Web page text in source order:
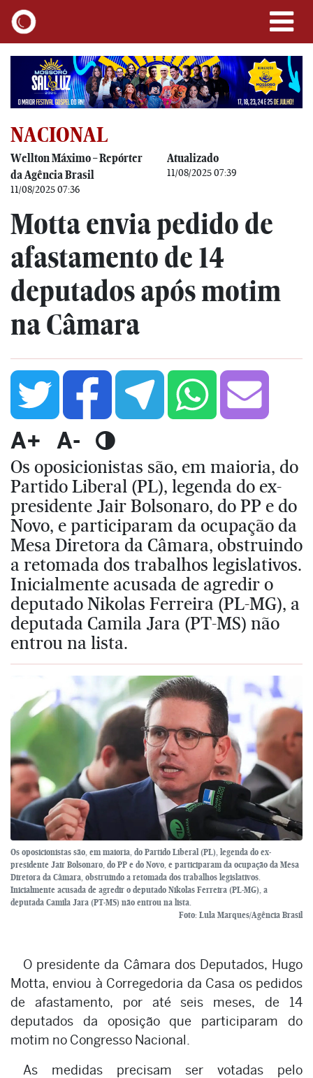
NACIONAL
Wellton Máximo – Repórter
da Agência Brasil
11/08/2025 07:36
Atualizado
11/08/2025 07:39
Motta envia pedido de
afastamento de 14
deputados após motim
na Câmara
A+ A-
Os oposicionistas são, em maioria, do
Partido Liberal (PL), legenda do ex-
presidente Jair Bolsonaro, do PP e do
Novo, e participaram da ocupação da
Mesa Diretora da Câmara, obstruindo
a retomada dos trabalhos legislativos.
Inicialmente acusada de agredir o
deputado Nikolas Ferreira (PL-MG), a
deputada Camila Jara (PT-MS) não
entrou na lista.
Os oposicionistas são, em maioria, do Partido Liberal (PL), legenda do ex-
presidente Jair Bolsonaro, do PP e do Novo, e participaram da ocupação da Mesa
Diretora da Câmara, obstruindo a retomada dos trabalhos legislativos.
Inicialmente acusada de agredir o deputado Nikolas Ferreira (PL-MG), a
deputada Camila Jara (PT-MS) não entrou na lista.
Foto: Lula Marques/Agência Brasil
O presidente da Câmara dos Deputados, Hugo
Motta, enviou à Corregedoria da Casa os pedidos
de afastamento, por até seis meses, de 14
deputados da oposição que participaram do
motim no Congresso Nacional.
As medidas precisam ser votadas pelo